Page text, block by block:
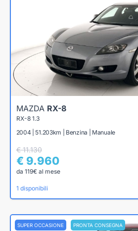
MAZDA RX-8
RX-8 1.3
2004 | 51.203km | Benzina | Manuale
€ 11.130
€ 9.960
da 119€ al mese
1 disponibili
SUPER OCCASIONE PRONTA CONSEGNA